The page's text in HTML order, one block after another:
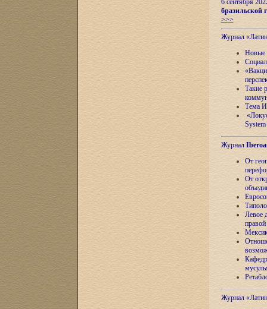
6 сентября
бразильской
>>>
Журнал
Новые
Такие
Тема
Журнал
От
От
Левое
Журнал